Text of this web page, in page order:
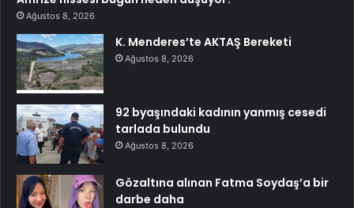
Ağustos 8, 2026
K. Menderes’te AKTAŞ Bereketi
Ağustos 8, 2026
92 byaşındaki kadının yanmış cesedi
tarlada bulundu
Ağustos 8, 2026
Gözaltına alınan Fatma Soydaş’a bir
darbe daha